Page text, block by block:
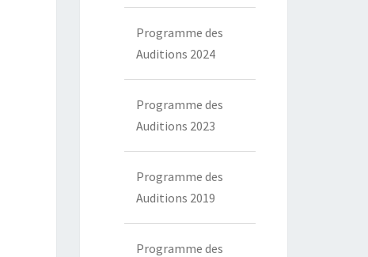
Programme des
Auditions 2024
Programme des
Auditions 2023
Programme des
Auditions 2019
Programme des